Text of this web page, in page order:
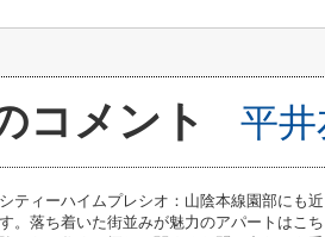
コメント 平
シティーハイムプレシオ：山陰本線園部にも
す。落ち着いた街並みが魅力のアパートはこ